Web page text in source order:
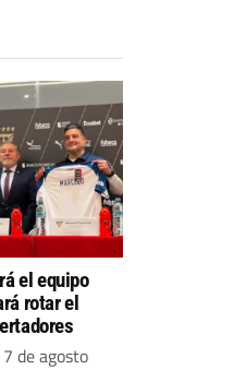
el equipo
rotar el
de agosto